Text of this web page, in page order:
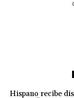
Hispano recibe